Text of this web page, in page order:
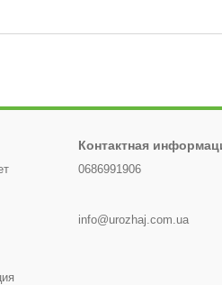
Контактная
0686991906
info@urozhaj.com.ua